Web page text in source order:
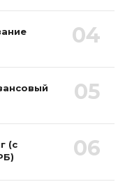
04
05
06
(с